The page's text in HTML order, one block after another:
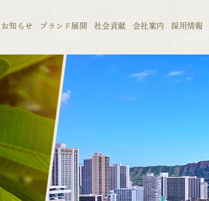
お知らせ ブランド展開 社会貢献 会社案内 採用情報